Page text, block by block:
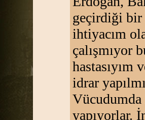
geçirdiği bir
ihtiyacım
çalışmıyor
hastasıyım
idrar
Vücudumda
yapıyorlar.